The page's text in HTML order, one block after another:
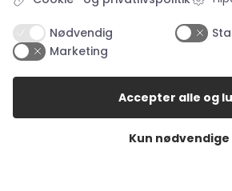
Åbningstider i
Åbningstider Haderslev
10:00 –
Nødvendig
Marketing
Kun nødvendige
Accepter alle og